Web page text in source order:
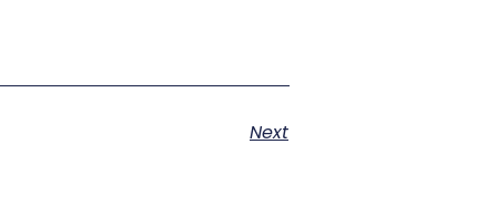
Next